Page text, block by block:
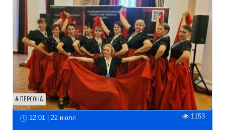
ПЕРСОНА
12:01 | 22 июля 1153